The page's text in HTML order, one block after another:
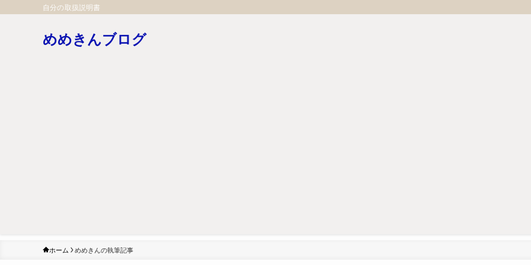
自分の取扱説明書
めめきんブログ
ホーム めめきんの執筆記事